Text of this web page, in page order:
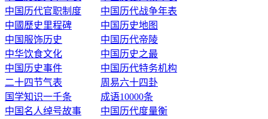
中国历代官职制度
中国历代战争年表
中國歷史里程碑
中国历史地图
中国服饰历史
中国历代帝陵
中华饮食文化
中国历史之最
中国历史事件
中国历代特务机构
二十四节气表
周易六十四卦
国学知识一千条
成语10000条
中国名人绰号故事
中国历代度量衡